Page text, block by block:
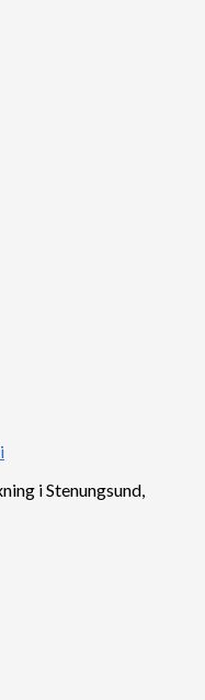
i Stenungsund,